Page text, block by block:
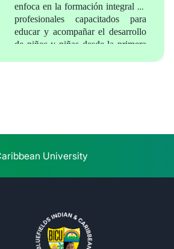
enfoca en la formación integral de
profesionales capacitados para
educar y acompañar el desarrollo
de niños y niñas desde la primera
University